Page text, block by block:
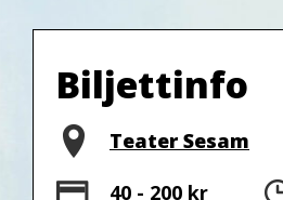
Biljettinfo
Plats
Teater Sesam
Pris
40 - 200 kr